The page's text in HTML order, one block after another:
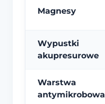
Magnesy
Wypustki
akupresurowe
Warstwa
antymikrobowa